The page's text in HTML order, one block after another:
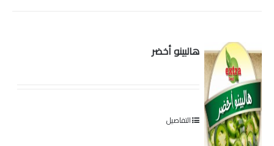
هالبينو أخضر
التفاصيل